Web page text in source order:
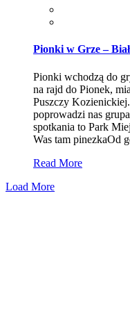
Pionki w Grze –
Pionki wchodzą do
na rajd do Pionek,
Puszczy
poprowadzi nas
spotkania to Park
Was tam pinezkaOd
Read More
Load More